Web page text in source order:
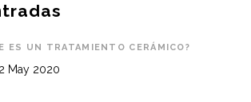
ES UN TRATAMIENTO CERÁMICO?
May 2020